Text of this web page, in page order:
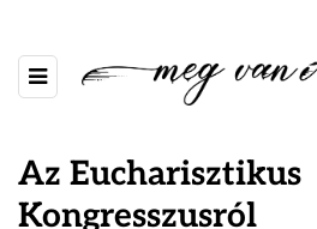
Az Eucharisztikus
Kongresszusról